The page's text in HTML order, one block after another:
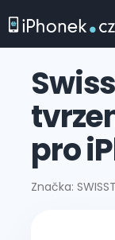
obsah
pro
Značka: